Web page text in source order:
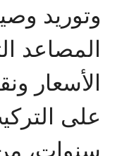
وتوريد
المصاعد
الأسعار
سنوات،